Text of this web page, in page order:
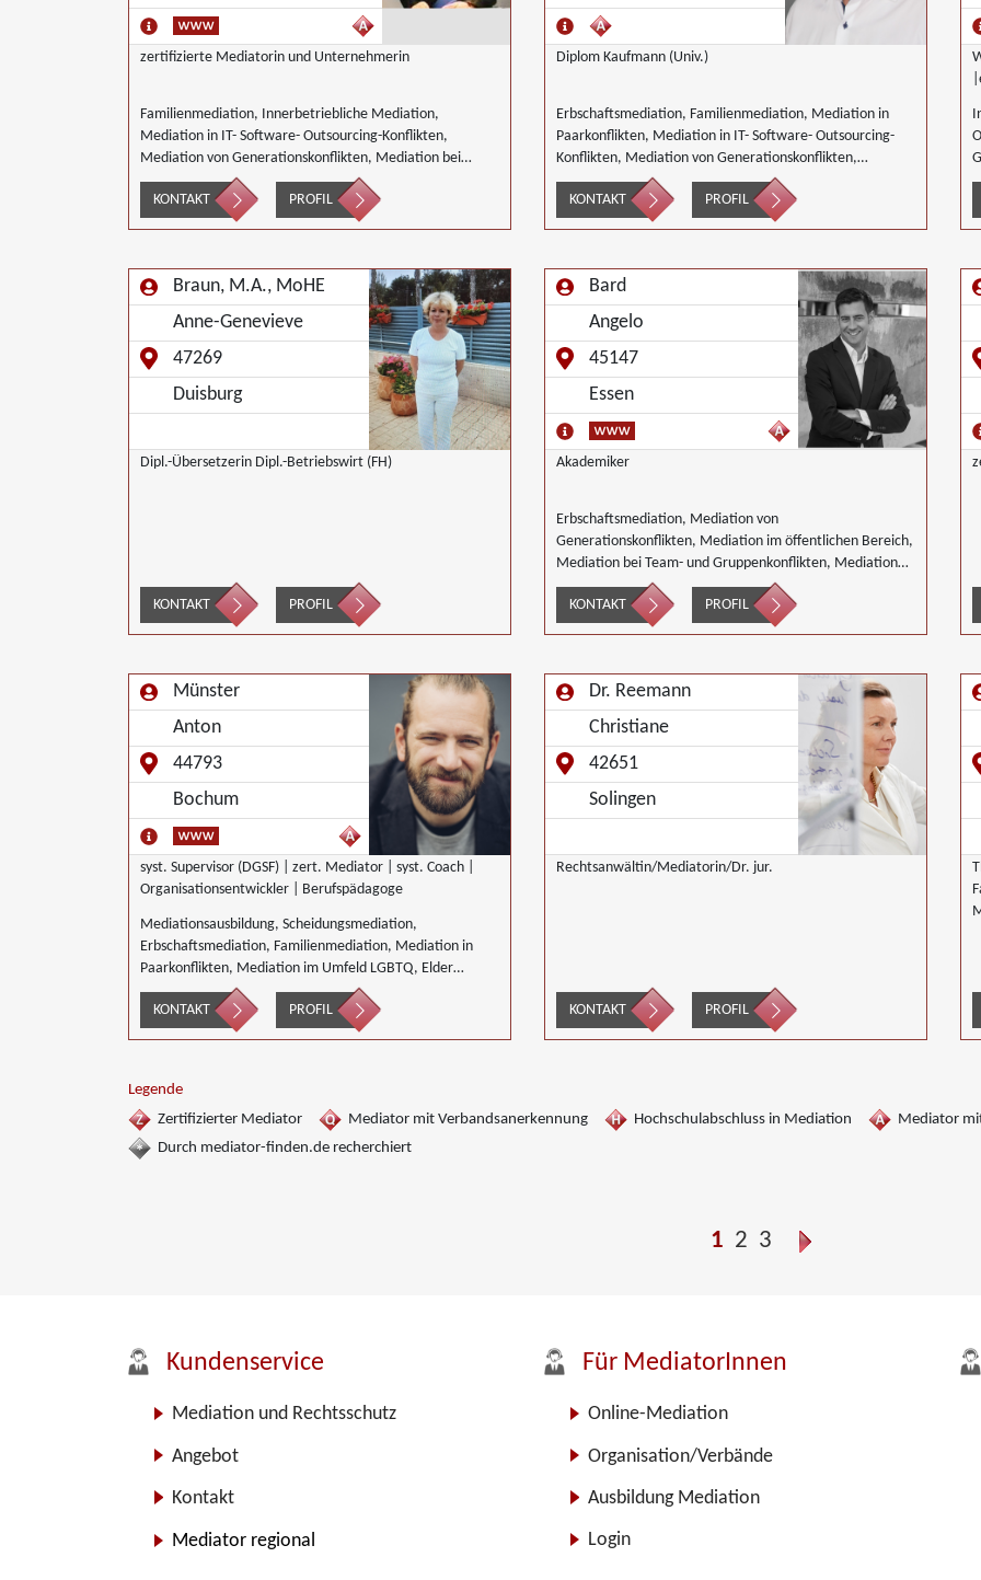
zertifizierte Mediatorin und Unternehmerin
Familienmediation, Innerbetriebliche Mediation,
Mediation in IT- Software- Outsourcing-Konflikten,
Mediation von Generationskonflikten, Mediation bei
Gesellschafterkonflikten, Mediation bei Team- und
Gruppenkonflikten, Mediation von
Unternehmensnachfolgen, Nachbarschaftsmediation,
KONTAKT PROFIL
Diplom Kaufmann (Univ.)
Erbschaftsmediation, Familienmediation, Mediation in
Paarkonflikten, Mediation in IT- Software- Outsourcing-
Konflikten, Mediation von Generationskonflikten,
Mediation bei Gesellschafterkonflikten, Mediation bei
Team- und Gruppenkonflikten, Mediation von
Unternehmensnachfolgen, Nachbarschaftsmediation,
KONTAKT PROFIL
Braun, M.A., MoHE
Anne-Genevieve
47269
Duisburg
Dipl.-Übersetzerin Dipl.-Betriebswirt (FH)
KONTAKT PROFIL
Bard
Angelo
45147
Essen
Akademiker
Erbschaftsmediation, Mediation von
Generationskonflikten, Mediation im öffentlichen Bereich,
Mediation bei Team- und Gruppenkonflikten, Mediation
von Unternehmensnachfolgen, Nachbarschaftsmediation,
Schulmediation
KONTAKT PROFIL
Münster
Anton
44793
Bochum
syst. Supervisor (DGSF) | zert. Mediator | syst. Coach |
Organisationsentwickler | Berufspädagoge
Mediationsausbildung, Scheidungsmediation,
Erbschaftsmediation, Familienmediation, Mediation in
Paarkonflikten, Mediation im Umfeld LGBTQ, Elder
Mediation, Mediation im Gesundheitswesen, Mediation
im Bereich Integration und Inklusion, Innerbetriebliche
Mediation, Interkulturelle Mediation, Mediation von
Bereich, Mediation bei Team- und Gruppenkonflikten,
Mediation von Unternehmensnachfolgen, Schulmediation,
Täter/Opfer Ausgleich, Umweltmediation,
KONTAKT PROFIL
Dr. Reemann
Christiane
42651
Solingen
Rechtsanwältin/Mediatorin/Dr. jur.
KONTAKT PROFIL
Legende
Zertifizierter Mediator
Mediator mit Verbandsanerkennung Hochschulabschluss in Mediation
Mediator
Durch mediator-finden.de recherchiert
1 2 3
Kundenservice
Mediation und Rechtsschutz
Angebot
Kontakt
Mediator regional
Für MediatorInnen
Online-Mediation
Organisation/Verbände
Ausbildung Mediation
Login